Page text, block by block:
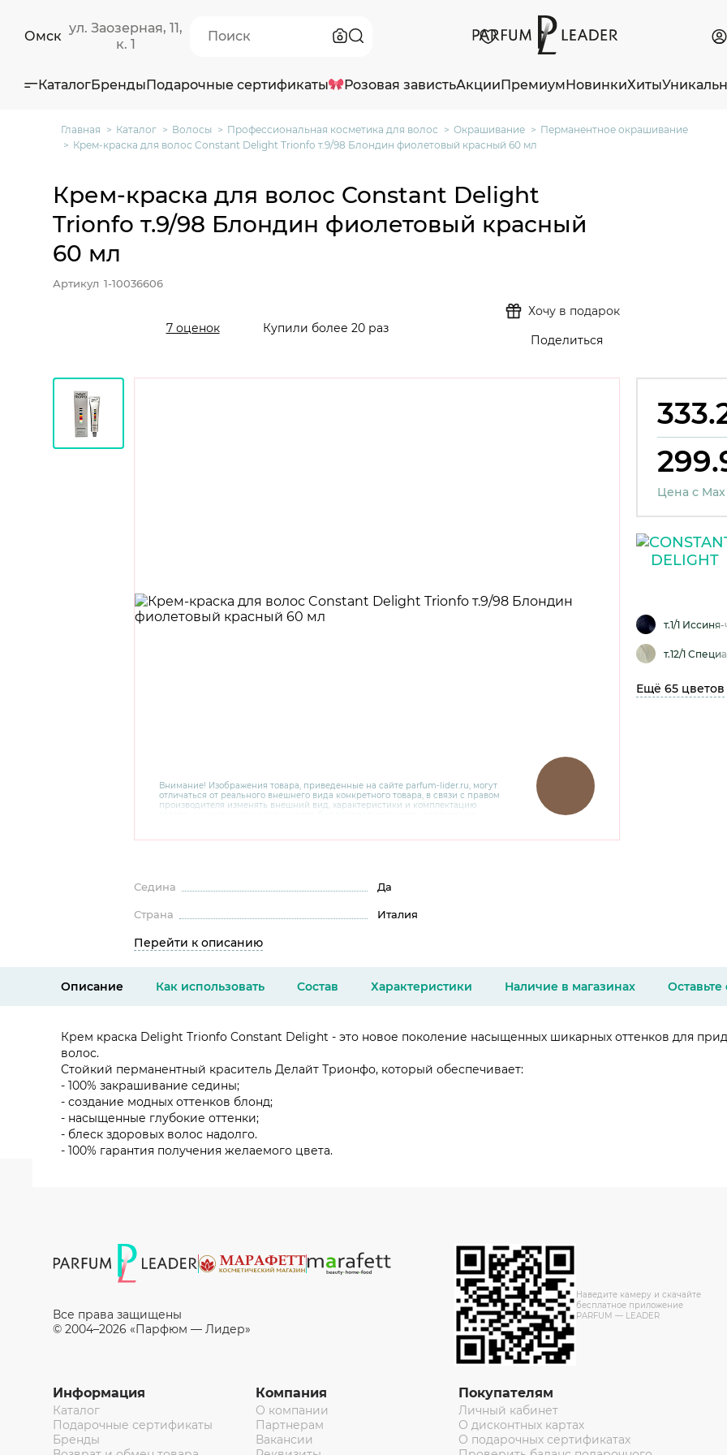
Омск
ул. Заозерная, 11,
к. 1
КаталогБрендыПодарочные сертификаты Розовая завистьАкцииПремиумНовинкиХиты
Главная Каталог Волосы Профессиональная косметика для волос Окрашивание
Перманентное окрашивание
Крем-краска для волос Constant Delight Trionfo т.9/98 Блондин фиолетовый красный 60 мл
Внимание! Изображения товара, приведенные на сайте parfum-lider.ru, могут
отличаться от реального внешнего вида конкретного товара, в связи с правом
производителя изменять внешний вид, характеристики и комплектацию
консультантов по номеру 8 800 200 78 80.
Крем-краска для волос Constant Delight
Trionfo т.9/98 Блондин фиолетовый красный
60 мл
Артикул 1-10036606
7 оценок Купили более 20 раз
Хочу в подарок
Поделиться
т.1/1
т.12/1
Ещё 65 цветов
Седина Да
Страна Италия
Перейти к описанию
Цена с
Описание Как использовать Состав Характеристики Наличие в магазинах Оставьте
Крем краска Delight Trionfo Constant Delight - это новое поколение насыщенных шикарных оттенков для
волос.
Стойкий перманентный краситель Делайт Трионфо, который обеспечивает:
- 100% закрашивание седины;
- создание модных оттенков блонд;
- насыщенные глубокие оттенки;
- блеск здоровых волос надолго.
- 100% гарантия получения желаемого цвета.
Все права защищены
© 2004–2026 «Парфюм — Лидер»
Наведите камеру и скачайте
бесплатное приложение
PARFUM — LEADER
Информация
Каталог
Подарочные сертификаты
Бренды
Компания
О компании
Партнерам
Вакансии
Покупателям
Личный кабинет
О дисконтных картах
О подарочных сертификатах